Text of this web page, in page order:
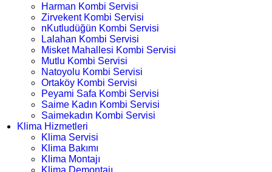
Harman Kombi Servisi
Zirvekent Kombi Servisi
nKutludüğün Kombi Servisi
Lalahan Kombi Servisi
Misket Mahallesi Kombi Servisi
Mutlu Kombi Servisi
Natoyolu Kombi Servisi
Ortaköy Kombi Servisi
Peyami Safa Kombi Servisi
Saime Kadın Kombi Servisi
Saimekadın Kombi Servisi
Klima Hizmetleri
Klima Servisi
Klima Bakımı
Klima Montajı
Klima Demontajı